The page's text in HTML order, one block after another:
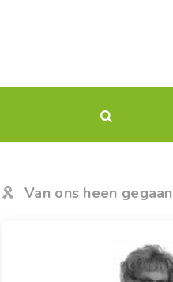
Van ons heen gegaan